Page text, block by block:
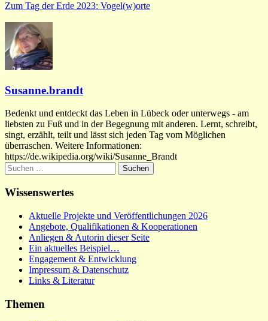
Zum Tag der Erde 2023: Vogel(w)orte
Susanne.brandt
Bedenkt und entdeckt das Leben in Lübeck oder unterwegs - am
liebsten zu Fuß und in der Begegnung mit anderen. Lernt, schreibt,
singt, erzählt, teilt und lässt sich jeden Tag vom Möglichen
überraschen. Weitere Informationen:
https://de.wikipedia.org/wiki/Susanne_Brandt
Suchen
nach:
Wissenswertes
Aktuelle Projekte und Veröffentlichungen 2026
Angebote, Qualifikationen & Kooperationen
Anliegen & Autorin dieser Seite
Ein aktuelles Beispiel…
Engagement & Entwicklung
Impressum & Datenschutz
Links & Literatur
Themen